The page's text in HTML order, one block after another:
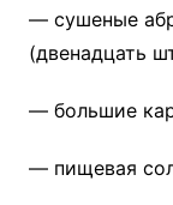
— сушеные
(двенадцать
— большие
— пищевая